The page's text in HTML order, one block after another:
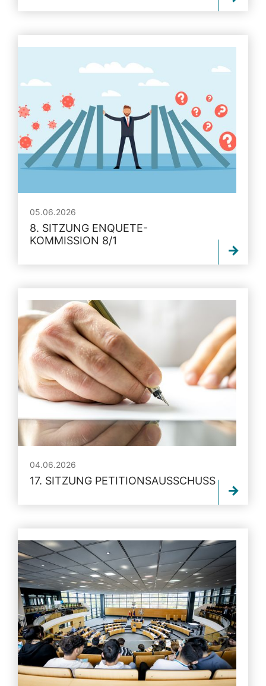
05.06.2026
8. SITZUNG ENQUETE-
KOMMISSION 8/1
04.06.2026
17. SITZUNG PETITIONSAUSSCHUSS